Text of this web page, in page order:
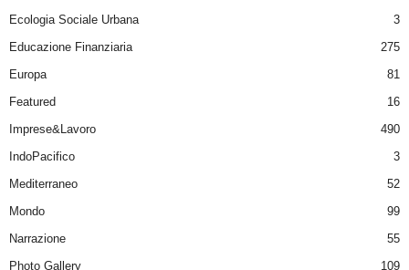
Ecologia Sociale Urbana
3
Educazione Finanziaria
275
Europa
81
Featured
16
Imprese&Lavoro
490
IndoPacifico
3
Mediterraneo
52
Mondo
99
Narrazione
55
Photo Gallery
109